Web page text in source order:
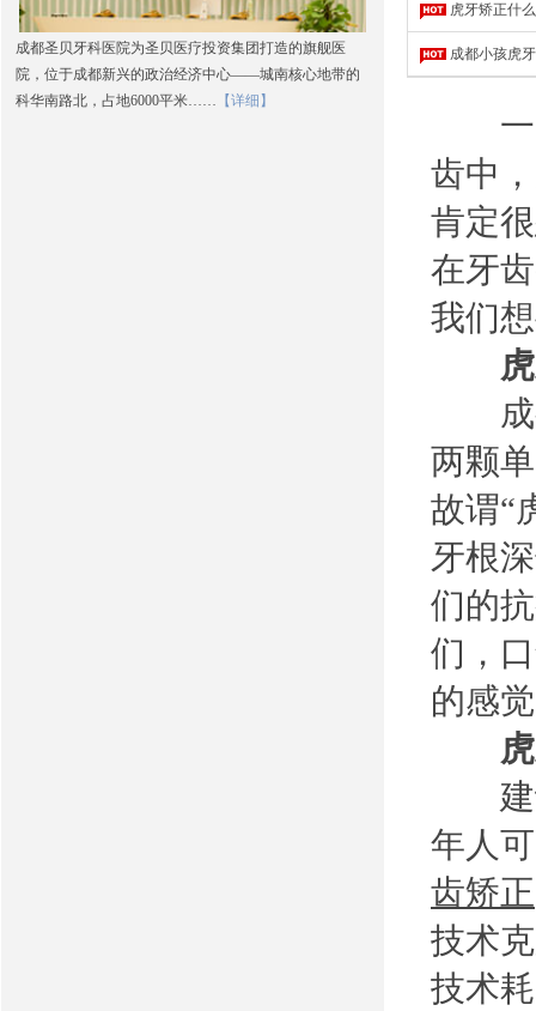
虎牙矫正什
成都小孩虎
一口
齿中
肯定
在牙
我们
虎
成
两颗
故谓“
牙根
们的
们，
的感
建议
年人
齿矫正
技术
技术
成都圣贝牙科医院为圣贝医疗投资集团打造的旗舰医
院，位于成都新兴的政治经济中心——城南核心地带的
科华南路北，占地6000平米…… 【详细】